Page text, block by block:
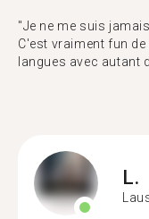
"Je ne me suis
C'est vraiment fun
langues avec autant
L.